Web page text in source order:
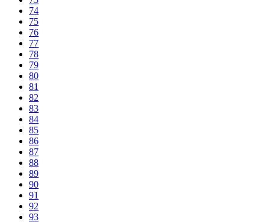
74
75
76
77
78
79
80
81
82
83
84
85
86
87
88
89
90
91
92
93